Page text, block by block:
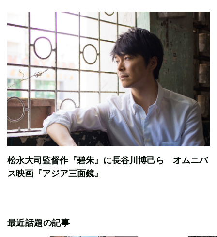
松永大司監督作『碧朱』に長谷川博己ら オムニバ
ス映画『アジア三面鏡』
最近話題の記事